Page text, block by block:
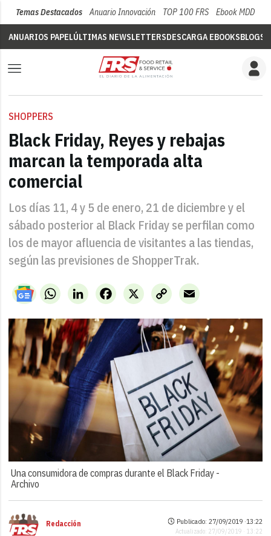
Temas Destacados Anuario Innovación TOP 100 FRS Ebook MDD
ANUARIOS PAPELÚLTIMAS NEWSLETTERSDESCARGA EBOOKSBLOGS
SHOPPERS
Black Friday, Reyes y rebajas
marcan la temporada alta
comercial
Los días 11, 4 y 5 de enero, 21 de diciembre y el
sábado posterior al Black Friday se perfilan como
los de mayor afluencia de visitantes a las tiendas,
según las previsiones de ShopperTrak.
WhatsAppLinkedIn X
Facebook
Copy
Link
Email
Una consumidora de compras durante el Black Friday -
Archivo
Redacción Publicado: 27/09/2019 ·13:22
Actualizado: 27/09/2019 · 13:22